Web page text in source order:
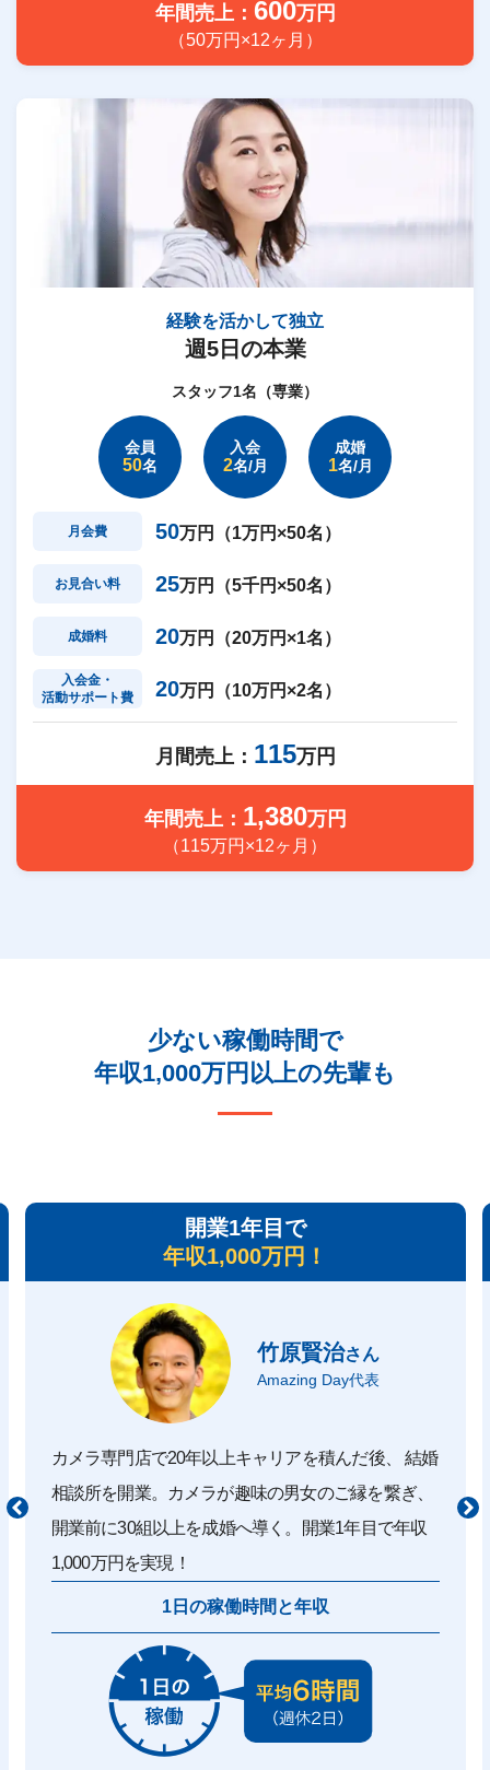
年間売上： 600万円
（50万円×12ヶ月）
経験を活かして独立
週5日の本業
スタッフ1名（専業）
会員
50名
入会
2名/月
成婚
1名/月
月会費 50万円（1万円×50名）
お見合い料 25万円（5千円×50名）
成婚料 20万円（20万円×1名）
入会金・
活動サポート費
20万円（10万円×2名）
月間売上： 115万円
年間売上： 1,380万円
（115万円×12ヶ月）
少ない稼働時間で
年収1,000万円以上の先輩も
開業1年目で
年収1,000万円！
竹原賢治さん
Amazing Day代表
カメラ専門店で20年以上キャリアを積んだ後、 結婚
相談所を開業。カメラが趣味の男女のご縁を繋ぎ、
開業前に30組以上を成婚へ導く。開業1年目で年収
1,000万円を実現！
1日の稼働時間と年収